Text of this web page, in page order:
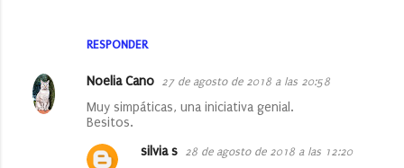
RESPONDER
Noelia Cano 27 de agosto de 2018 a las 20:58
Muy simpáticas, una iniciativa genial.
Besitos.
silvia s 28 de agosto de 2018 a las 12:20